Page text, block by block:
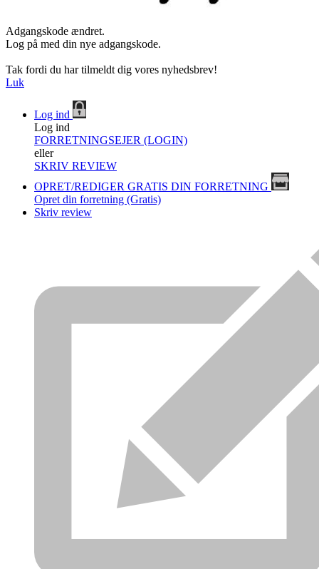
Adgangskode ændret.
Log på med din nye adgangskode.
Tak fordi du har tilmeldt dig vores nyhedsbrev!
Luk
Log ind
Log ind
FORRETNINGSEJER (LOGIN)
eller
SKRIV REVIEW
OPRET/REDIGER GRATIS DIN FORRETNING
Opret din forretning (Gratis)
Skriv review